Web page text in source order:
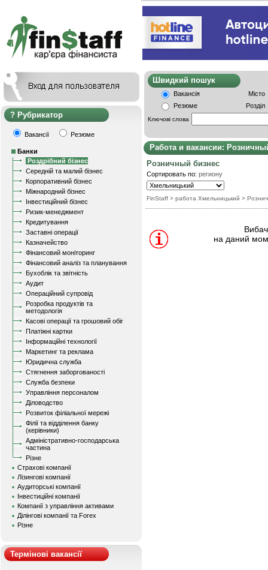
Рубрикатор
Вакансії Резюме
Банки
Роздрібний бізнес
Середній та малий бізнес
Корпоративний бізнес
Міжнародний бізнес
Інвестиційний бізнес
Ризик-менеджмент
Кредитування
Заставні операції
Казначейство
Фінансовий моніторинг
Фінансовий аналіз та планування
Бухоблік та звітність
Аудит
Операційний супровід
Розробка продуктів та
методологія
Касові операції та грошовий обіг
Платіжні картки
Інформаційні технології
Маркетинг та реклама
Юридична служба
Стягнення заборгованості
Служба безпеки
Управління персоналом
Діловодство
Розвиток філіальної мережі
Філії та відділення банку
(керівники)
Адміністративно-господарська
частина
Різне
Страхові компанії
Лізингові компанії
Аудиторські компанії
Інвестиційні компанії
Компанії з управління активами
Ділінгові компанії та Forex
Різне
Термінові вакансії
Швидкий
Вакансія
Місто
Резюме
Розділ
Ключові слова
Работа и вакансии:
Розничный бизнес
Сортировать по: региону
FinStaff > работа Хмельницький >
на даний